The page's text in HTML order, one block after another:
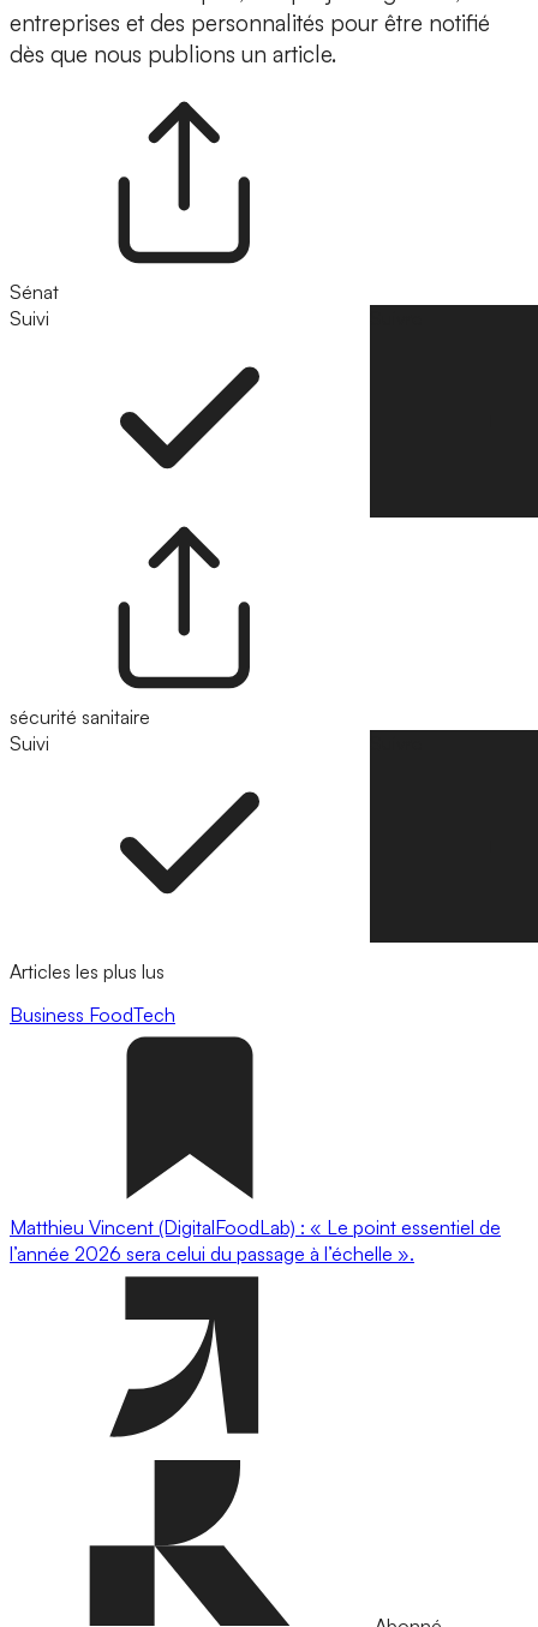
entreprises et des personnalités pour être notifié
dès que nous publions un article.
Sénat
Suivi
sécurité sanitaire
Suivi
Articles les plus lus
Business FoodTech
Matthieu Vincent (DigitalFoodLab) : « Le point essentiel de
l’année 2026 sera celui du passage à l’échelle ».